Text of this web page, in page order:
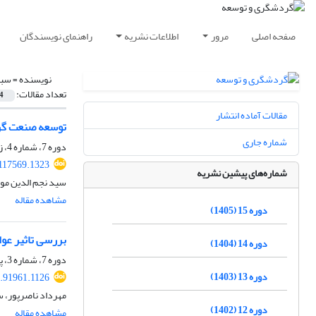
صفحه اصلی مرور اطلاعات نشریه راهنمای نویسندگان
نویسنده =
تعداد مقالات: 4
توسعه صنعت
دوره 7، شماره 4، زمستان 1397، صفحه
سید نجم الدین
مشاهده مقاله
بررسی تاثیر
دوره 7، شماره 3، پاییز 1397، صفحه
مهرداد
مقالات آماده انتشار
شماره جاری
شماره‌های پیشین نشریه
دوره 15 (1405)
دوره 14 (1404)
دوره 13 (1403)
دوره 12 (1402)